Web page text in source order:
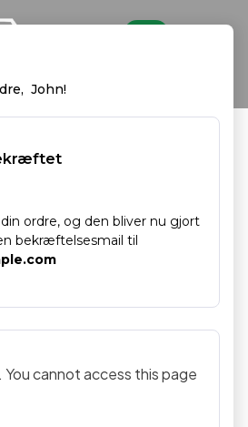
John!
ordre, og den bliver nu gjort
bekræftelsesmail til
cannot access this page